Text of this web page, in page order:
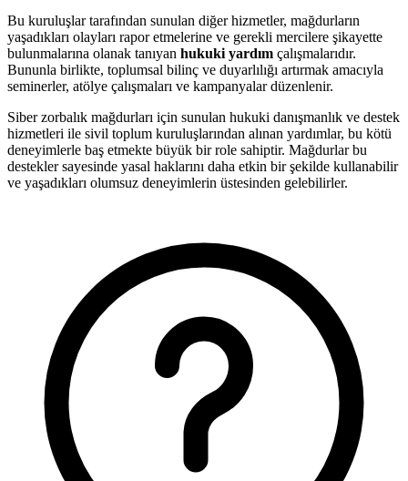
Bu kuruluşlar tarafından sunulan diğer hizmetler, mağdurların
yaşadıkları olayları rapor etmelerine ve gerekli mercilere şikayette
bulunmalarına olanak tanıyan hukuki yardım çalışmalarıdır.
Bununla birlikte, toplumsal bilinç ve duyarlılığı artırmak amacıyla
seminerler, atölye çalışmaları ve kampanyalar düzenlenir.
Siber zorbalık mağdurları için sunulan hukuki danışmanlık ve destek
hizmetleri ile sivil toplum kuruluşlarından alınan yardımlar, bu kötü
deneyimlerle baş etmekte büyük bir role sahiptir. Mağdurlar bu
destekler sayesinde yasal haklarını daha etkin bir şekilde kullanabilir
ve yaşadıkları olumsuz deneyimlerin üstesinden gelebilirler.